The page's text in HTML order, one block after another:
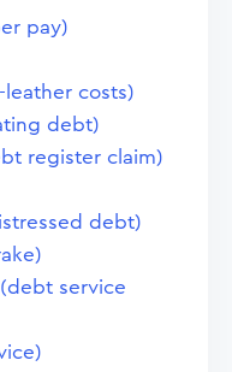
pay)
leather costs)
debt)
register claim)
debt)
service